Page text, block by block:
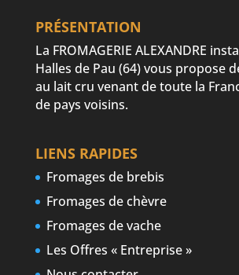
PRÉSENTATION
La FROMAGERIE ALEXANDRE
Halles de Pau (64) vous propose
au lait cru venant de toute la
de pays voisins.
LIENS RAPIDES
Fromages de brebis
Fromages de chèvre
Fromages de vache
Les Offres « Entreprise »